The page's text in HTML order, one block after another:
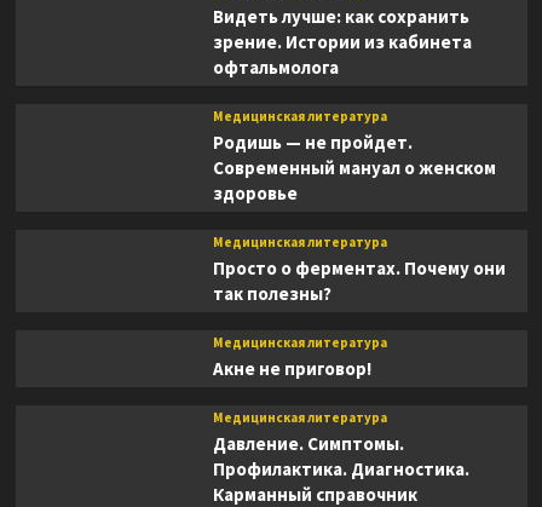
Видеть лучше: как сохранить
зрение. Истории из кабинета
офтальмолога
Медицинская литература
Родишь — не пройдет.
Современный мануал о женском
здоровье
Медицинская литература
Просто о ферментах. Почему они
так полезны?
Медицинская литература
Акне не приговор!
Медицинская литература
Давление. Симптомы.
Профилактика. Диагностика.
Карманный справочник